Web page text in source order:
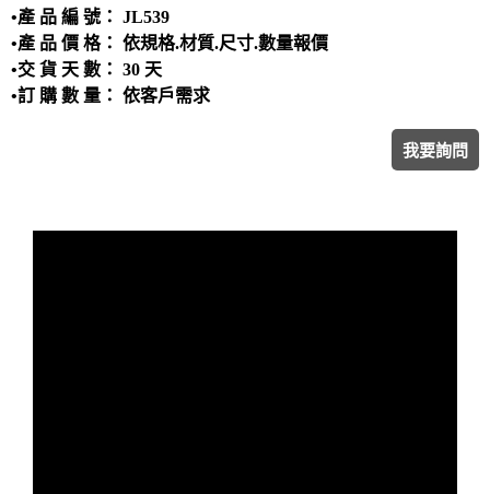
•產 品 編 號： JL539
•產 品 價 格： 依規格.材質.尺寸.數量報價
•交 貨 天 數： 30 天
•訂 購 數 量： 依客戶需求
我要詢問